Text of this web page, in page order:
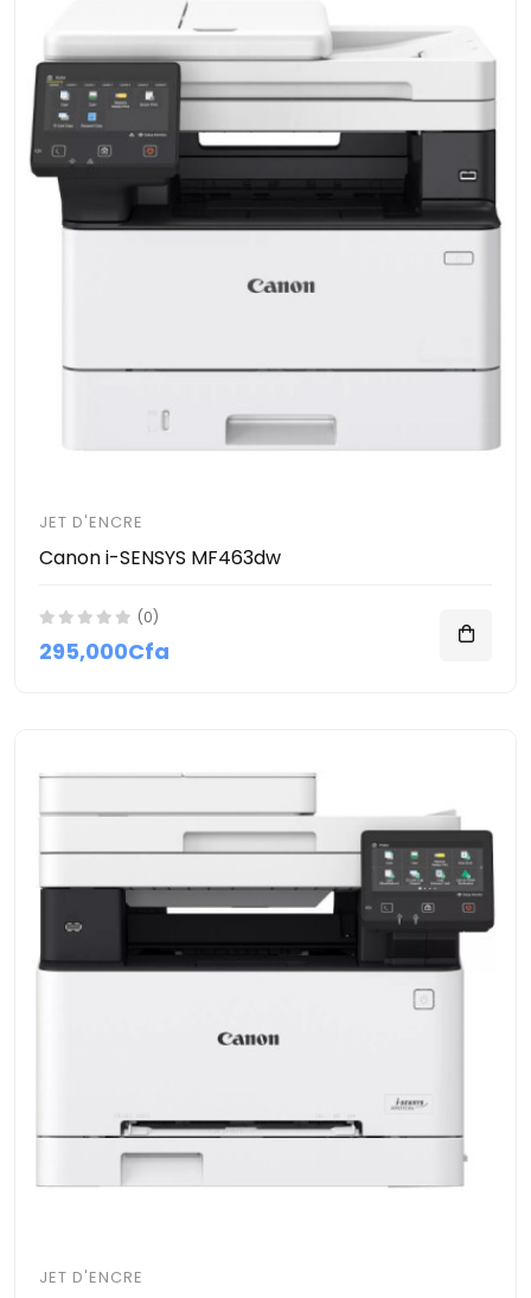
JET D'ENCRE
Canon i-SENSYS MF463dw
(0)
295,000Cfa
JET D'ENCRE